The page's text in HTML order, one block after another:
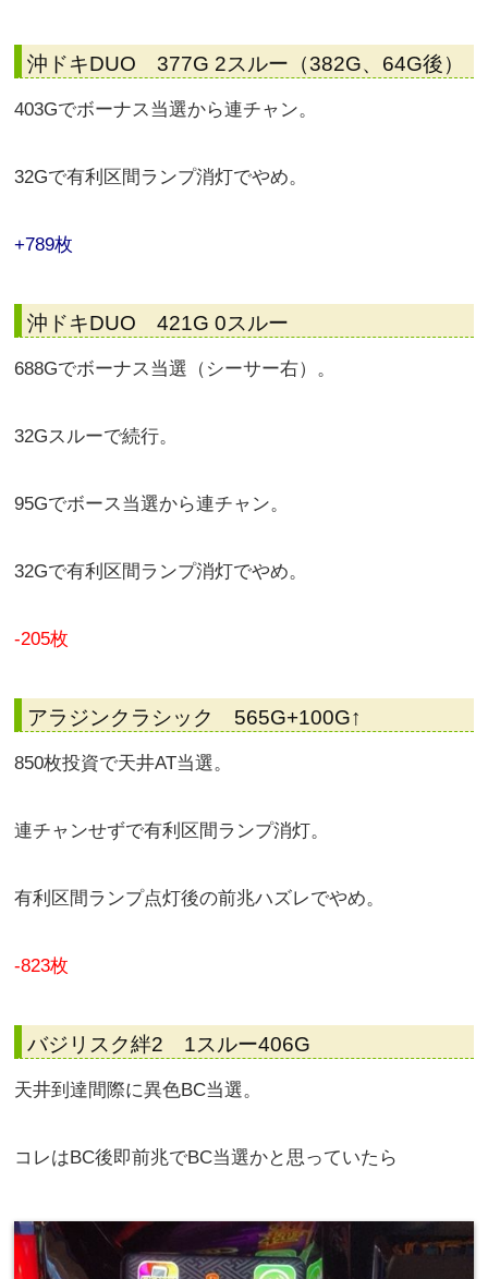
沖ドキDUO 377G 2スルー（382G、64G後）
403Gでボーナス当選から連チャン。
32Gで有利区間ランプ消灯でやめ。
+789枚
沖ドキDUO 421G 0スルー
688Gでボーナス当選（シーサー右）。
32Gスルーで続行。
95Gでボース当選から連チャン。
32Gで有利区間ランプ消灯でやめ。
-205枚
アラジンクラシック 565G+100G↑
850枚投資で天井AT当選。
連チャンせずで有利区間ランプ消灯。
有利区間ランプ点灯後の前兆ハズレでやめ。
-823枚
バジリスク絆2 1スルー406G
天井到達間際に異色BC当選。
コレはBC後即前兆でBC当選かと思っていたら